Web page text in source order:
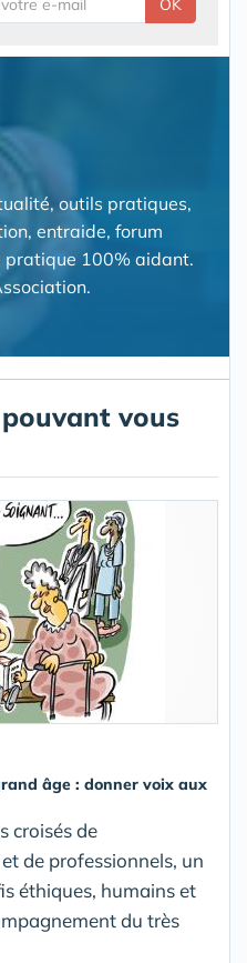
OK
outils pratiques,
entraide, forum
100% aidant.
vous
âge : donner voix aux
croisés de
de professionnels, un
éthiques, humains et
du très